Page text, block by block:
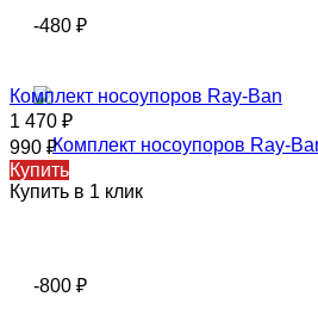
-480 ₽
Комплект носоупоров Ray-Ban
1 470 ₽
990 ₽
Купить
Купить в 1 клик
-800 ₽